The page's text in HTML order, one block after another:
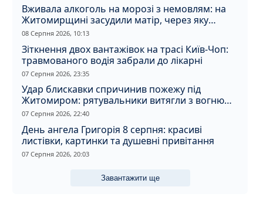
Вживала алкоголь на морозі з немовлям: на
Житомирщині засудили матір, через яку
дитина отримала обмороження
08 Серпня 2026, 10:13
Зіткнення двох вантажівок на трасі Київ-Чоп:
травмованого водія забрали до лікарні
07 Серпня 2026, 23:35
Удар блискавки спричинив пожежу під
Житомиром: рятувальники витягли з вогню
кота
07 Серпня 2026, 22:40
День ангела Григорія 8 серпня: красиві
листівки, картинки та душевні привітання
07 Серпня 2026, 20:03
Завантажити ще